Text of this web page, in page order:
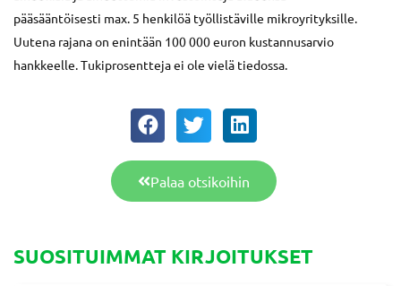
pääsääntöisesti max. 5 henkilöä työllistäville mikroyrityksille.
Uutena rajana on enintään 100 000 euron kustannusarvio
hankkeelle. Tukiprosentteja ei ole vielä tiedossa.
Palaa otsikoihin
SUOSITUIMMAT KIRJOITUKSET